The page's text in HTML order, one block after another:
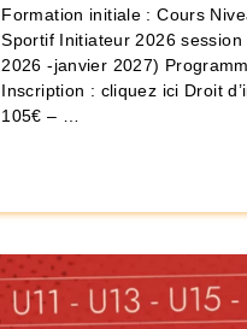
Formation initiale : Cours
Sportif Initiateur 2026
2026 -janvier 2027)
Inscription : cliquez ici Droit
105€ – …